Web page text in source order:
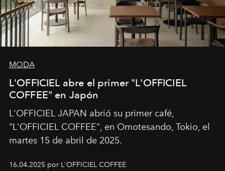
MODA
L'OFFICIEL abre el primer "L'OFFICIEL
COFFEE" en Japón
L'OFFICIEL JAPAN abrió su primer café,
"L'OFFICIEL COFFEE", en Omotesando, Tokio, el
martes 15 de abril de 2025.
16.04.2025 por L'OFFICIEL COFFEE